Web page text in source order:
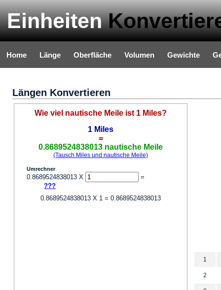
Einheiten
Home Länge Oberfläche Volumen Gewichte
Längen Konvertieren
Wie viel nautische Meile ist 1 Miles?
1 Miles
=
0.8689524838013 nautische Meile
(Tausch Miles und nautische Meile)
Umrechner
0.8689524838013 X
=
???
0.8689524838013 X 1 = 0.8689524838013
1
2